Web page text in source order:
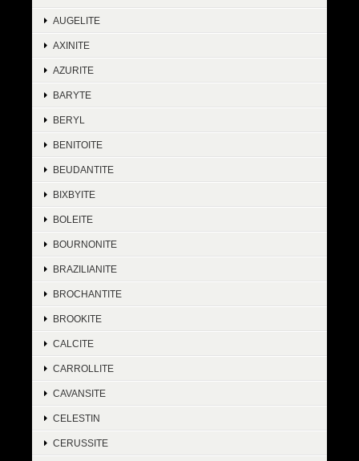
AUGELITE
AXINITE
AZURITE
BARYTE
BERYL
BENITOITE
BEUDANTITE
BIXBYITE
BOLEITE
BOURNONITE
BRAZILIANITE
BROCHANTITE
BROOKITE
CALCITE
CARROLLITE
CAVANSITE
CELESTIN
CERUSSITE